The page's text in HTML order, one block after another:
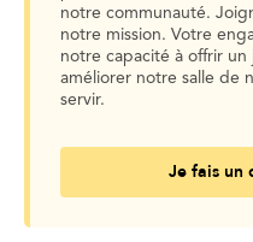
notre communauté.
notre mission. Votre
notre capacité à offrir
améliorer notre salle de
servir.
Je fais un